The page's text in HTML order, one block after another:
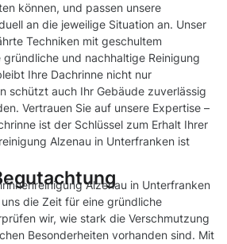
können, und passen unsere
an die jeweilige Situation an. Unser
Techniken mit geschultem
gründliche und nachhaltige Reinigung
Ihre Dachrinne nicht nur
schützt auch Ihr Gebäude zuverlässig
Vertrauen Sie auf unsere Expertise –
ist der Schlüssel zum Erhalt Ihrer
Alzenau in Unterfranken ist
Alzenau in Unterfranken
die Zeit für eine gründliche
wir, wie stark die Verschmutzung
Besonderheiten vorhanden sind. Mit